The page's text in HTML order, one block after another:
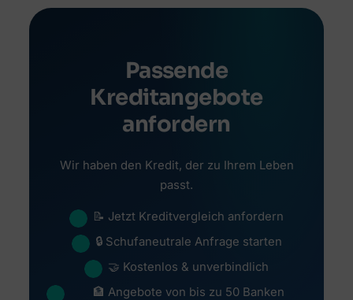
Passende
Kreditangebote
anfordern
Wir haben den Kredit, der zu Ihrem Leben
passt.
📝 Jetzt Kreditvergleich anfordern
🔒 Schufaneutrale Anfrage starten
🤝 Kostenlos & unverbindlich
🏦 Angebote von bis zu 50 Banken